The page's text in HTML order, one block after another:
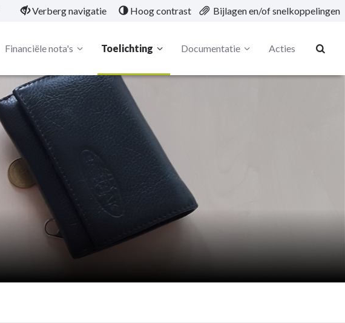
Verberg navigatie Hoog contrast Bijlagen en/of snelkoppelingen
Financiële nota's Toelichting Documentatie Acties